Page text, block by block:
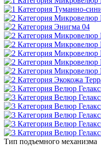
Тип подъемного механизма